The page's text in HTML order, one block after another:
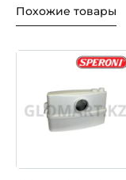
Похожие товары